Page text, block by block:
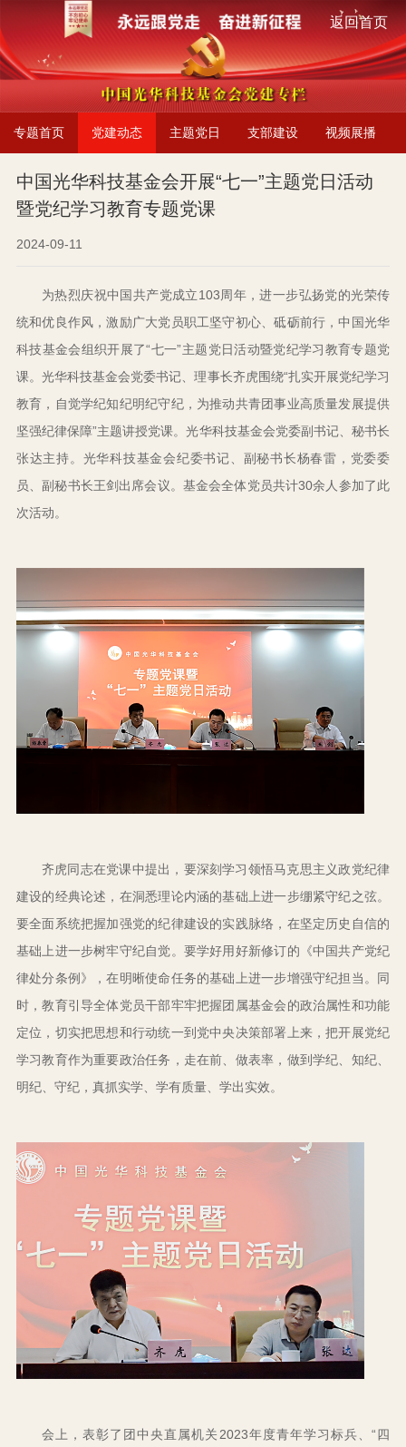
返回首页
专题首页 党建动态 主题党日 支部建设 视频展播
中国光华科技基金会开展“七一”主题党日活动
暨党纪学习教育专题党课
2024-09-11
为热烈庆祝中国共产党成立103周年，进一步弘扬党的光荣传
统和优良作风，激励广大党员职工坚守初心、砥砺前行，中国光华
科技基金会组织开展了“七一”主题党日活动暨党纪学习教育专题党
课。光华科技基金会党委书记、理事长齐虎围绕“扎实开展党纪学习
教育，自觉学纪知纪明纪守纪，为推动共青团事业高质量发展提供
坚强纪律保障”主题讲授党课。光华科技基金会党委副书记、秘书长
张达主持。光华科技基金会纪委书记、副秘书长杨春雷，党委委
员、副秘书长王剑出席会议。基金会全体党员共计30余人参加了此
次活动。
齐虎同志在党课中提出，要深刻学习领悟马克思主义政党纪律
建设的经典论述，在洞悉理论内涵的基础上进一步绷紧守纪之弦。
要全面系统把握加强党的纪律建设的实践脉络，在坚定历史自信的
基础上进一步树牢守纪自觉。要学好用好新修订的《中国共产党纪
律处分条例》，在明晰使命任务的基础上进一步增强守纪担当。同
时，教育引导全体党员干部牢牢把握团属基金会的政治属性和功能
定位，切实把思想和行动统一到党中央决策部署上来，把开展党纪
学习教育作为重要政治任务，走在前、做表率，做到学纪、知纪、
明纪、守纪，真抓实学、学有质量、学出实效。
会上，表彰了团中央直属机关2023年度青年学习标兵、“四